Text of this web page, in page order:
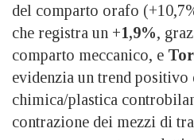
del comparto orafo
che registra un +1,9%,
comparto meccanico, e
evidenzia un trend positivo
chimica/plastica
contrazione dei mezzi di